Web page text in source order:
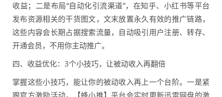
收益；二是布局“自动化引流渠道”，在知乎、小红书等平台
发布资源相关的干货图文，文末放置永久有效的推广链路，
这些内容会长期占据搜索流量，自动吸引用户注册、转存、
开通会员，不用你主动推广。
四、收益优化：3个小技巧，让被动收入再翻倍
掌握这些小技巧，能让你的被动收入再上一个台阶。一是紧
跟官方激励活动，【蜂小推】平台会实时更新迅雷网盘的激